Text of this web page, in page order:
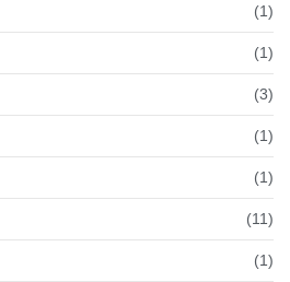
(1)
(1)
(3)
(1)
(1)
(11)
(1)